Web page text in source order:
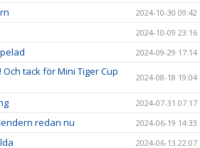
2024-10-30 09:42
2024-10-09 23:16
2024-09-29 17:14
tack för Mini Tiger Cup
2024-08-18 19:04
2024-07-31 07:17
redan nu 2024-06-19 14:33
2024-06-13 22:07